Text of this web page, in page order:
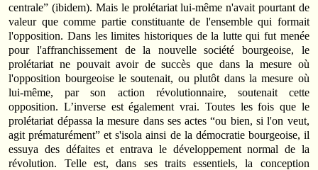
centrale” (ibidem). Mais le prolétariat lui‑même n'avait pourtant de
valeur que comme partie constituante de l'ensemble qui formait
l'opposition. Dans les limites historiques de la lutte qui fut menée
pour l'affranchissement de la nouvelle société bourgeoise, le
prolétariat ne pouvait avoir de succès que dans la mesure où
l'opposition bourgeoise le soutenait, ou plutôt dans la mesure où
lui‑même, par son action révolutionnaire, soutenait cette
opposition. L’inverse est également vrai. Toutes les fois que le
prolétariat dépassa la mesure dans ses actes “ou bien, si l'on veut,
agit prématurément” et s'isola ainsi de la démocratie bourgeoise, il
essuya des défaites et entrava le développement normal de la
révolution. Telle est, dans ses traits essentiels, la conception